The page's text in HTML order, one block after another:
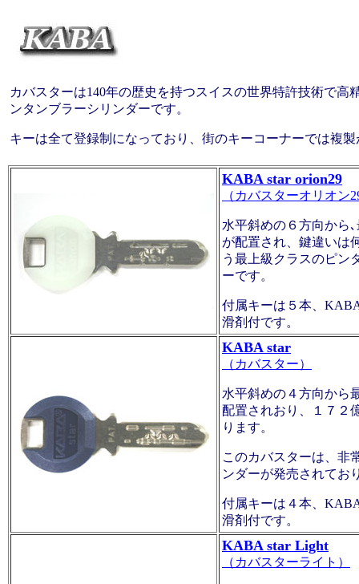
カバスターは140年の歴史を持つスイスの世界特許技術で高
ンタンブラーシリンダーです。
キーは全て登録制になっており、街のキーコーナーでは複
KABA star orion29
（カバスターオリオン
水平斜めの６方向から
が配置され、鍵違いは
う最上級クラスのピン
ーです。
付属キーは５本、
滑剤付です。
KABA star
（カバスター）
水平斜めの４方向から
配置されおり、１７２
ります。
このカバスターは、非
ンダーが発売されてお
付属キーは４本、
滑剤付です。
KABA star Light
（カバスターライト）